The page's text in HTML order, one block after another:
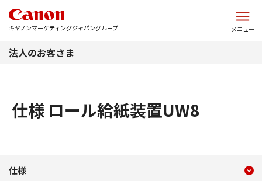
キヤノンマーケティングジャパングループ メニュー
法人のお客さま
仕様 ロール給紙装置UW8
仕様 ロール給紙装置UW8
仕様